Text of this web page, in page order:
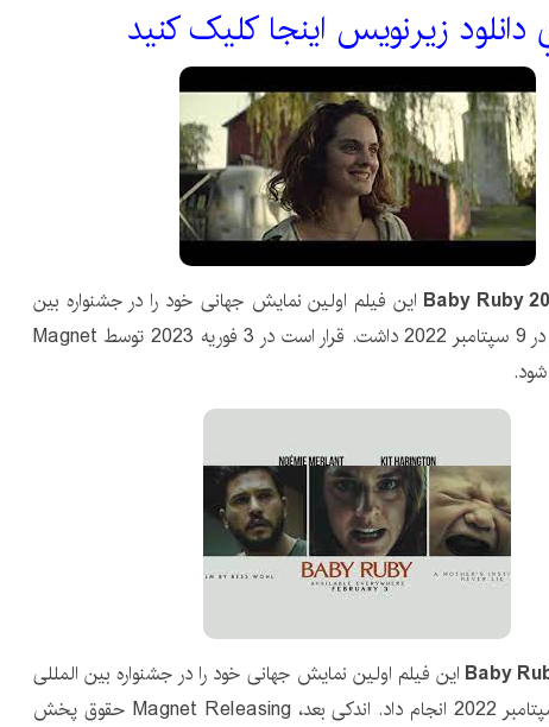
دانلود زيرنويس اينجا کليک کنيد
این فیلم اولین نمایش جهانی خود را در جشنواره بین
المللی فیلم تورنتو در 9 سپتامبر 2022 داشت. قرار است در 3 فوریه 2023 توسط Magnet
این فیلم اولین نمایش جهانی خود را در جشنواره بین المللی
فیلم تورنتو در 9 سپتامبر 2022 انجام داد. اندکی بعد، Magnet Releasing حقوق پخش